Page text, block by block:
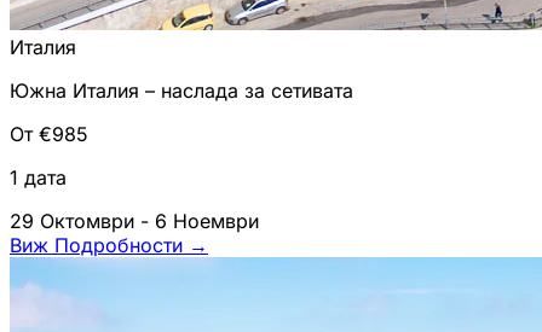
Италия
Южна Италия – наслада за сетивата
От €985
1 дата
29 Октомври - 6 Ноември
Виж Подробности →